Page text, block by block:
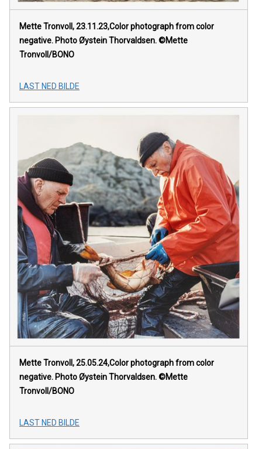
Mette Tronvoll, 23.11.23,Color photograph from color
negative. Photo Øystein Thorvaldsen. ©Mette
Tronvoll/BONO
LAST NED BILDE
Mette Tronvoll, 25.05.24,Color photograph from color
negative. Photo Øystein Thorvaldsen. ©Mette
Tronvoll/BONO
LAST NED BILDE